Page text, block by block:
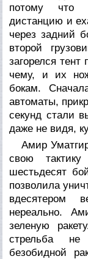
потому что
дистанцию и
через задний
второй
загорелся
чему, и их
бокам.
автоматы,
секунд стали
даже не видя,
Амир
свою
шестьдесят
позволила
вдесятером
нереально.
зеленую
стрельба
безобидной